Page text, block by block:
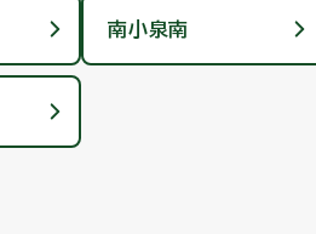
南小泉南